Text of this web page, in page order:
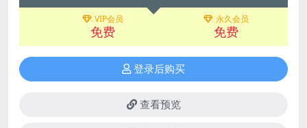
VIP会员
免费
永久会员
免费
登录后购买
查看预览